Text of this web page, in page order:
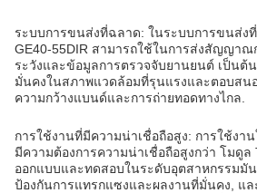
ระบบการขนส่งที่ฉลาด: ในระบบการขนส่ง
GE40-55DIR สามารถใช้ในการส่งสัญญาณ
ระวังและข้อมูลการตรวจจับยานยนต์ เป็นต้
มั่นคงในสภาพแวดล้อมที่รุนแรงและตอบสน
ความกว้างแบนด์และการถ่ายทอดทางไกล.
การใช้งานที่มีความน่าเชื่อถือสูง: การใช้งา
มีความต้องการความน่าเชื่อถือสูงกว่า โมดูล
ออกแบบและทดสอบในระดับอุตสาหกรรมมัน
ป้องกันการแทรกแซงและผลงานที่มั่นคง, แล